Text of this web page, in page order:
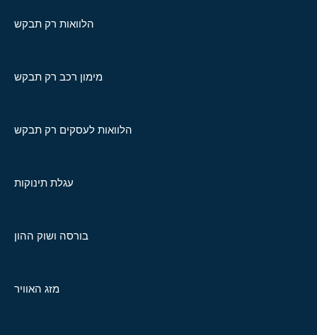
הלוואות רק תבקש
מימון רכב רק תבקש
הלוואות לעסקים רק תבקש
עגלת תינוקות
בורסה ושוק ההון
מזג האוויר